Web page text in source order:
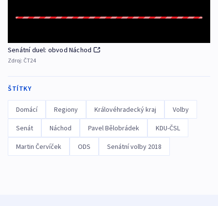
Senátní duel: obvod Náchod
Zdroj: ČT24
ŠTÍTKY
Domácí Regiony Královéhradecký kraj Volby
Senát Náchod Pavel Bělobrádek KDU-ČSL
Martin Červíček ODS Senátní volby 2018